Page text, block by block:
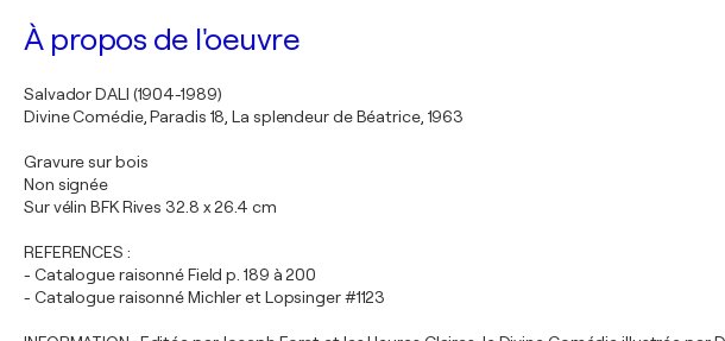
À propos de l'oeuvre
Salvador DALI (1904-1989)
Divine Comédie, Paradis 18, La splendeur de Béatrice, 1963
Gravure sur bois
Non signée
Sur vélin BFK Rives 32.8 x 26.4 cm
REFERENCES :
- Catalogue raisonné Field p. 189 à 200
- Catalogue raisonné Michler et Lopsinger #1123